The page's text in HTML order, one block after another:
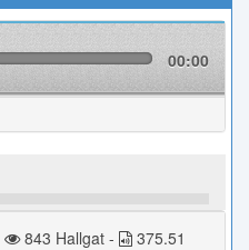
00:00
843 Hallgat -
375.51